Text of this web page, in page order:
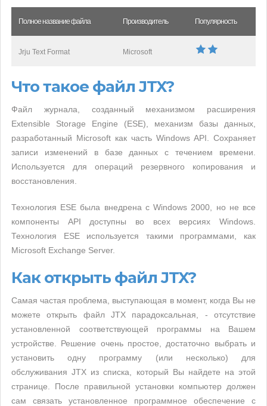
Полное название файла Производитель Популярность
Jrju Text Format Microsoft
Что такое файл JTX?
Файл журнала, созданный механизмом расширения
Extensible Storage Engine (ESE), механизм базы данных,
разработанный Microsoft как часть Windows API. Сохраняет
записи изменений в базе данных с течением времени.
Используется для операций резервного копирования и
восстановления.
Технология ESE была внедрена с Windows 2000, но не все
компоненты API доступны во всех версиях Windows.
Технология ESE используется такими программами, как
Microsoft Exchange Server.
Как открыть файл JTX?
Самая частая проблема, выступающая в момент, когда Вы не
можете открыть файл JTX парадоксальная, - отсутствие
установленной соответствующей программы на Вашем
устройстве. Решение очень простое, достаточно выбрать и
установить одну программу (или несколько) для
обслуживания JTX из списка, который Вы найдете на этой
странице. После правильной установки компьютер должен
сам связать установленное программное обеспечение с